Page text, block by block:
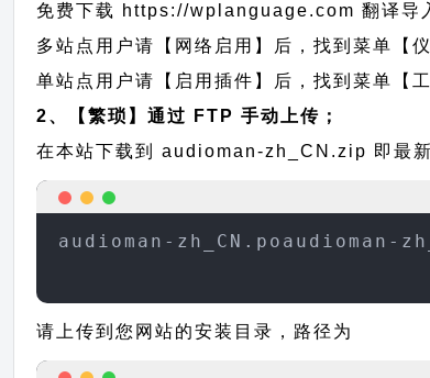
免费下载 https://wplanguage.com 翻译导
多站点用户请【网络启用】后，找到菜单【
单站点用户请【启用插件】后，找到菜单【
2、【繁琐】通过 FTP 手动上传；
在本站下载到audioman-zh_CN.zip 即最
audioman-zh_CN.poaudioman-
请上传到您网站的安装目录，路径为